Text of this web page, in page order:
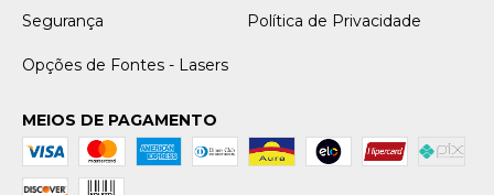
Segurança Política de Privacidade
Opções de Fontes - Lasers
MEIOS DE PAGAMENTO